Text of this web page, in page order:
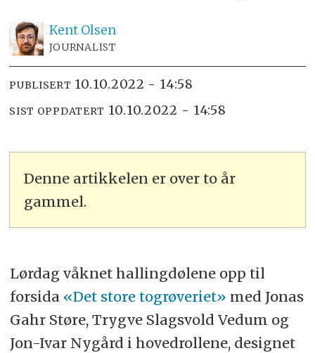
Kent Olsen
JOURNALIST
PUBLISERT 10.10.2022 - 14:58
SIST OPPDATERT 10.10.2022 - 14:58
Denne artikkelen er over to år
gammel.
Lørdag våknet hallingdølene opp til
forsida «Det store togrøveriet» med Jonas
Gahr Støre, Trygve Slagsvold Vedum og
Jon-Ivar Nygård i hovedrollene, designet